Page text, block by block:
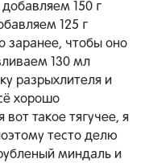
150 г
125 г
заранее, чтобы оно
130 мл
разрыхлителя и
хорошо
такое тягучее, я
тесто делю
миндаль и